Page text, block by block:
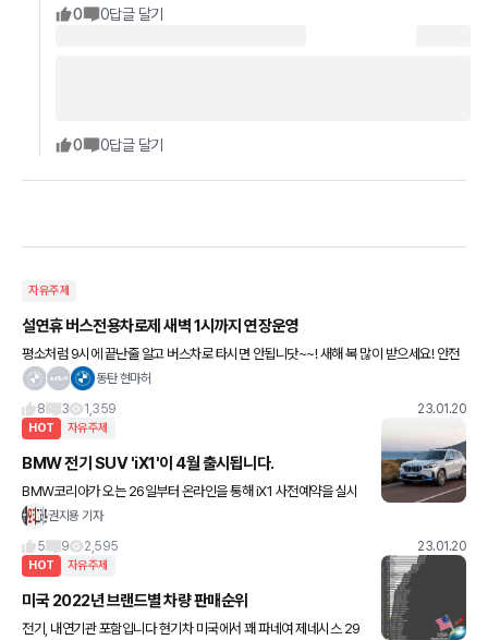
0 0답글 달기
0 0답글 달기
자유주제
설연휴 버스전용차로제 새벽 1시까지 연장운영
평소처럼 9시에 끝난줄 알고 버스차로 타시면 안됩니닷~~! 새해 복 많이 받으세요! 안전
한 귀성길 되세요!!동탄 현마허
8
3 1,359 23.01.20
HOT 자유주제
BMW 전기 SUV 'iX1'이 4월 출시됩니다.
BMW코리아가 오는 26일부터 온라인을 통해 iX1 사전예약을 실시
합니다. 가격은 6600만원부터..!
권지용 기자
5
9 2,595 23.01.20
HOT 자유주제
미국 2022년 브랜드별 차량 판매순위
전기, 내연기관 포함입니다 현기차 미국에서 꽤 파네여 제네시스 29